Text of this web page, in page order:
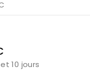
10 jours